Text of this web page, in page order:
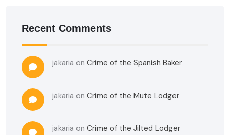
Recent Comments
jakaria onCrime of the Spanish Baker
jakaria onCrime of the Mute Lodger
jakaria onCrime of the Jilted Lodger